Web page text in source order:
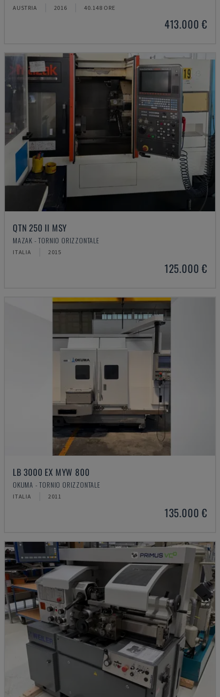
AUSTRIA 2016 40.148 ORE
413.000 €
QTN 250 II MSY
MAZAK - TORNIO ORIZZONTALE
ITALIA 2015
125.000 €
LB 3000 EX MYW 800
OKUMA - TORNIO ORIZZONTALE
ITALIA 2011
135.000 €